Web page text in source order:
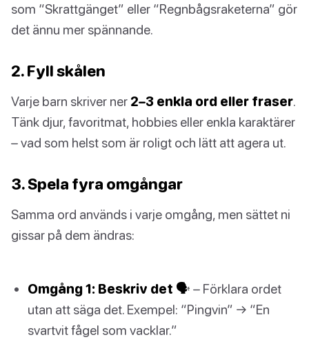
som “Skrattgänget” eller “Regnbågsraketerna” gör
det ännu mer spännande.
2. Fyll skålen
Varje barn skriver ner 2–3 enkla ord eller fraser.
Tänk djur, favoritmat, hobbies eller enkla karaktärer
– vad som helst som är roligt och lätt att agera ut.
3. Spela fyra omgångar
Samma ord används i varje omgång, men sättet ni
gissar på dem ändras:
Omgång 1: Beskriv det 🗣️ – Förklara ordet
utan att säga det. Exempel: “Pingvin” → “En
svartvit fågel som vacklar.”